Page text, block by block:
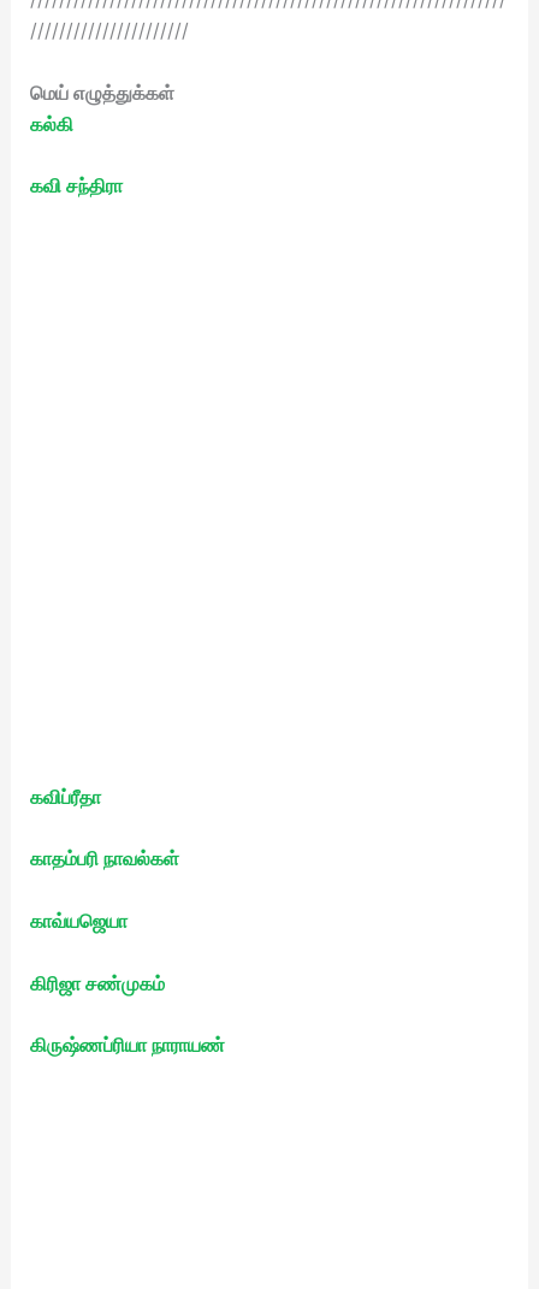
//////////////////////
மெய் எழுத்துக்கள்
கல்கி
கவி சந்திரா
கவிப்ரீதா
காதம்பரி நாவல்கள்
காவ்யஜெயா
கிரிஜா சண்முகம்
கிருஷ்ணப்ரியா நாராயண்